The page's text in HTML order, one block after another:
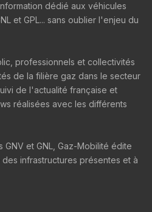
dédié aux véhicules
et GPL... sans oublier l'enjeu du
professionnels et collectivités
de la filière gaz dans le secteur
de l'actualité française et
réalisées avec les différents
GNV et GNL, Gaz-Mobilité édite
infrastructures présentes et à